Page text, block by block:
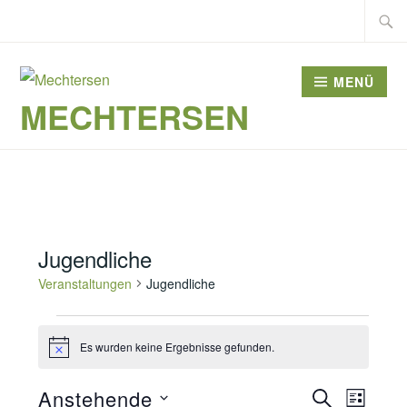
springen
Suche
MECHTERSEN
MENÜ
Jugendliche
Veranstaltungen Jugendliche
Veranstaltungen
HinweisEs wurden keine Ergebnisse gefunden.
SUCHE
Anstehende